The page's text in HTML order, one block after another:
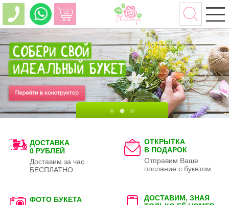
ДОСТАВКА
0 РУБЛЕЙ
Доставим за час
БЕСПЛАТНО
ОТКРЫТКА
В ПОДАРОК
Отправим Ваше
послание с букетом
ФОТО БУКЕТА
ДОСТАВИМ, ЗНАЯ